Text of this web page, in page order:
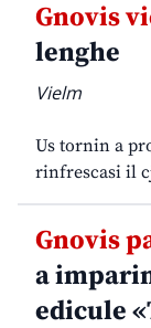
Gnovis
lenghe
Vielm
Us tornin a
rinfrescasi il
Gnovis
a
edicule